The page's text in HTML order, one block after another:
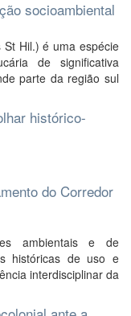
socioambiental
Hil.) é uma espécie
de significativa
parte da região sul
histórico-
do Corredor
ambientais e de
históricas de uso e
interdisciplinar da